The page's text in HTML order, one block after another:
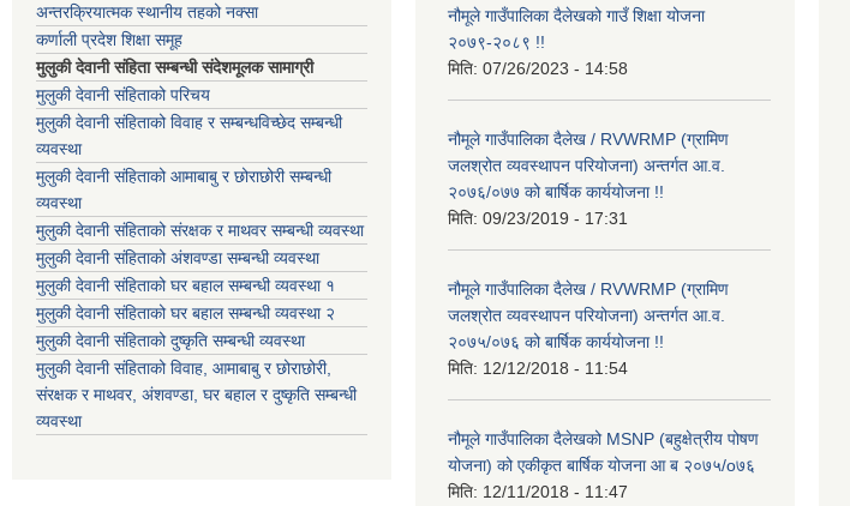
अन्तरक्रियात्मक स्थानीय तहको नक्सा
कर्णाली प्रदेश शिक्षा समूह
मुलुकी देवानी संहिता सम्बन्धी संदेशमूलक सामाग्री
मुलुकी देवानी संहिताको परिचय
मुलुकी देवानी संहिताको विवाह र सम्बन्धविच्छेद सम्बन्धी
व्यवस्था
मुलुकी देवानी संहिताको आमाबाबु र छोराछोरी सम्बन्धी
व्यवस्था
मुलुकी देवानी संहिताको संरक्षक र माथवर सम्बन्धी व्यवस्था
मुलुकी देवानी संहिताको अंशवण्डा सम्बन्धी व्यवस्था
मुलुकी देवानी संहिताको घर बहाल सम्बन्धी व्यवस्था १
मुलुकी देवानी संहिताको घर बहाल सम्बन्धी व्यवस्था २
मुलुकी देवानी संहिताको दुष्कृति सम्बन्धी व्यवस्था
मुलुकी देवानी संहिताको विवाह, आमाबाबु र छोराछोरी,
संरक्षक र माथवर, अंशवण्डा, घर बहाल र दुष्कृति सम्बन्धी
व्यवस्था
नौमूले गाउँपालिका दैलेखको गाउँ शिक्षा योजना
२०७९-२०८९ !!
मिति: 07/26/2023 - 14:58
नौमूले गाउँपालिका दैलेख / RVWRMP (ग्रामिण
जलश्रोत व्यवस्थापन परियोजना) अन्तर्गत आ.व.
२०७६/०७७ को बार्षिक कार्ययोजना !!
मिति: 09/23/2019 - 17:31
नौमूले गाउँपालिका दैलेख / RVWRMP (ग्रामिण
जलश्रोत व्यवस्थापन परियोजना) अन्तर्गत आ.व.
२०७५/०७६ को बार्षिक कार्ययोजना !!
मिति: 12/12/2018 - 11:54
नौमूले गाउँपालिका दैलेखको MSNP (बहुक्षेत्रीय पोषण
योजना) को एकीकृत बार्षिक योजना आ ब २०७५/o७६
मिति: 12/11/2018 - 11:47